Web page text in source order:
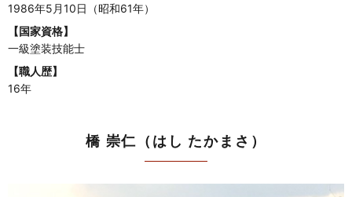
1986年5月10日（昭和61年）
【国家資格】
一級塗装技能士
【職人歴】
16年
橋 崇仁（はし たかまさ）